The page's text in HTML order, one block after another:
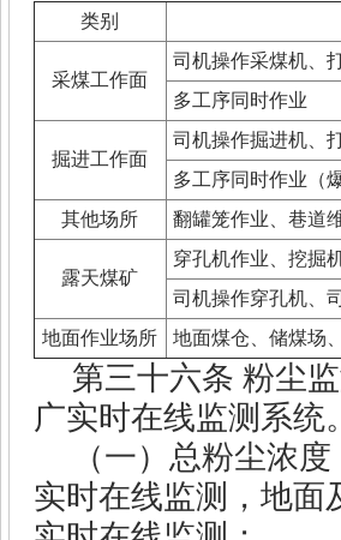
类别
采煤工作面
司机操作采煤机、
多工序同时作业
掘进工作面
司机操作掘进机、
多工序同时作业（
其他场所
翻罐笼作业、巷道
露天煤矿
穿孔机作业、挖掘
司机操作穿孔机、
地面作业场所
地面煤仓、储煤场
第三十六条 粉尘
广实时在线监测系统
（一）总粉尘浓
实时在线监测，地面